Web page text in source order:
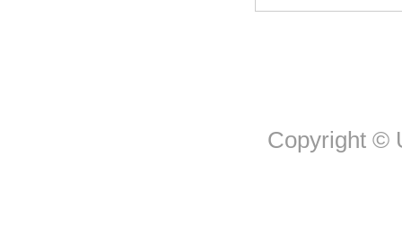
Copyright ©